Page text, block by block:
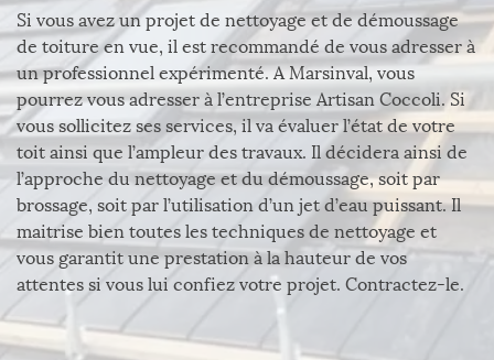
Si vous avez un projet de nettoyage et de démoussage
de toiture en vue, il est recommandé de vous adresser à
un professionnel expérimenté. A Marsinval, vous
pourrez vous adresser à l’entreprise Artisan Coccoli. Si
vous sollicitez ses services, il va évaluer l’état de votre
toit ainsi que l’ampleur des travaux. Il décidera ainsi de
l’approche du nettoyage et du démoussage, soit par
brossage, soit par l’utilisation d’un jet d’eau puissant. Il
maitrise bien toutes les techniques de nettoyage et
vous garantit une prestation à la hauteur de vos
attentes si vous lui confiez votre projet. Contractez-le.